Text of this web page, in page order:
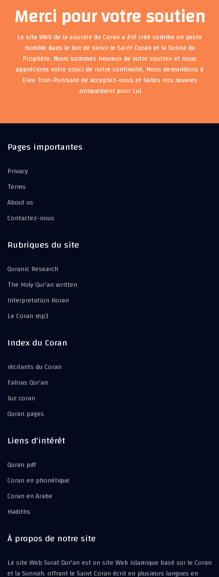
Merci pour votre soutien
Le site Web de la sourate du Coran a été créé comme un geste
humble dans le but de servir le Saint Coran et la Sunna du
Prophète. Nous sommes heureux de votre soutien et nous
apprécions votre souci de notre continuité. Nous demandons à
Dieu Tout-Puissant de acceptez-nous et faites nos œuvres
uniquement pour Lui.
Pages importantes
Privacy
Terms
About us
Contactez-nous
Rubriques du site
Quranic Research
The Holy Qur’an written
Interpretation Koran
Le Coran mp3
Index du Coran
récitants du Coran
Fahras Qur’an
Juz coran
Quran pages
Liens d'intérêt
Quran pdf
Coran en phonétique
Coran en Arabe
Hadiths
À propos de notre site
Le site Web Surat Qur'an est un site Web islamique basé sur le Coran
et la Sunnah, offrant le Saint Coran écrit en plusieurs langues en